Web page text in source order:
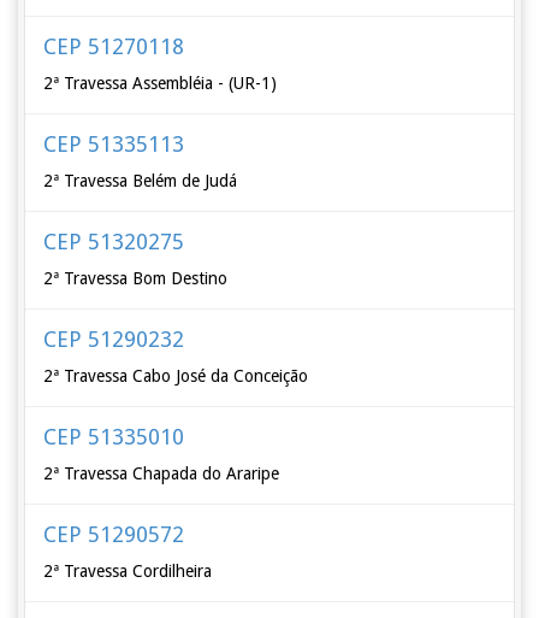
CEP 51270118
2ª Travessa Assembléia - (UR-1)
CEP 51335113
2ª Travessa Belém de Judá
CEP 51320275
2ª Travessa Bom Destino
CEP 51290232
2ª Travessa Cabo José da Conceição
CEP 51335010
2ª Travessa Chapada do Araripe
CEP 51290572
2ª Travessa Cordilheira